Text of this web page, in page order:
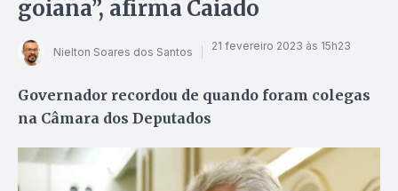
goiana”, afirma Caiado
Nielton Soares dos Santos 21 fevereiro 2023 às 15h23
Governador recordou de quando foram colegas
na Câmara dos Deputados